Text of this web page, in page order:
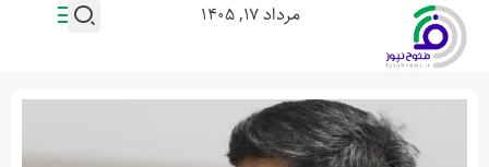
مرداد ۱۷, ۱۴۰۵